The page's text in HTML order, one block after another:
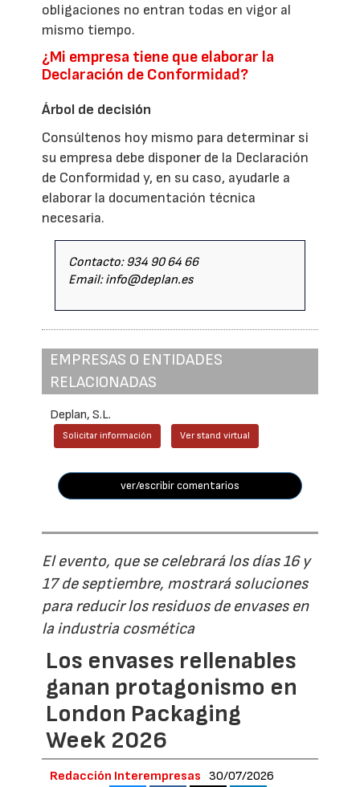
obligaciones no entran todas en vigor al
mismo tiempo.
¿Mi empresa tiene que elaborar la
Declaración de Conformidad?
Árbol de decisión
Consúltenos hoy mismo para determinar si
su empresa debe disponer de la Declaración
de Conformidad y, en su caso, ayudarle a
elaborar la documentación técnica
necesaria.
Contacto: 934 90 64 66
Email: info@deplan.es
EMPRESAS O ENTIDADES
RELACIONADAS
Deplan, S.L.
Solicitar información Ver stand virtual
ver/escribir comentarios
El evento, que se celebrará los días 16 y
17 de septiembre, mostrará soluciones
para reducir los residuos de envases en
la industria cosmética
Los envases rellenables
ganan protagonismo en
London Packaging
Week 2026
Redacción Interempresas 30/07/2026